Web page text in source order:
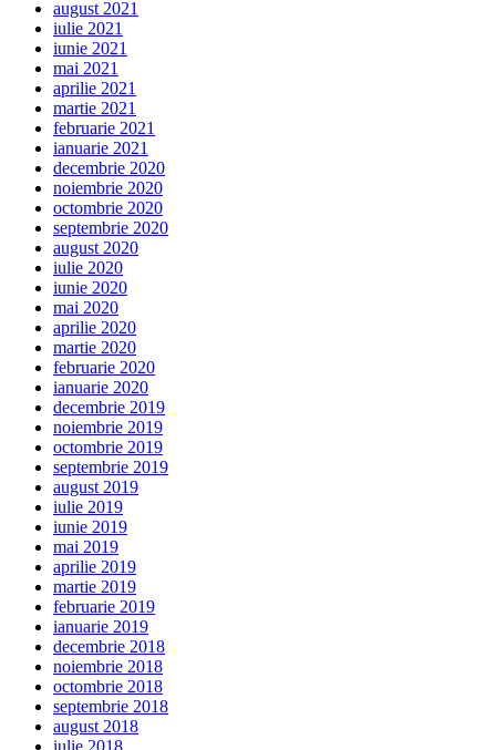
august 2021
iulie 2021
iunie 2021
mai 2021
aprilie 2021
martie 2021
februarie 2021
ianuarie 2021
decembrie 2020
noiembrie 2020
octombrie 2020
septembrie 2020
august 2020
iulie 2020
iunie 2020
mai 2020
aprilie 2020
martie 2020
februarie 2020
ianuarie 2020
decembrie 2019
noiembrie 2019
octombrie 2019
septembrie 2019
august 2019
iulie 2019
iunie 2019
mai 2019
aprilie 2019
martie 2019
februarie 2019
ianuarie 2019
decembrie 2018
noiembrie 2018
octombrie 2018
septembrie 2018
august 2018
iulie 2018